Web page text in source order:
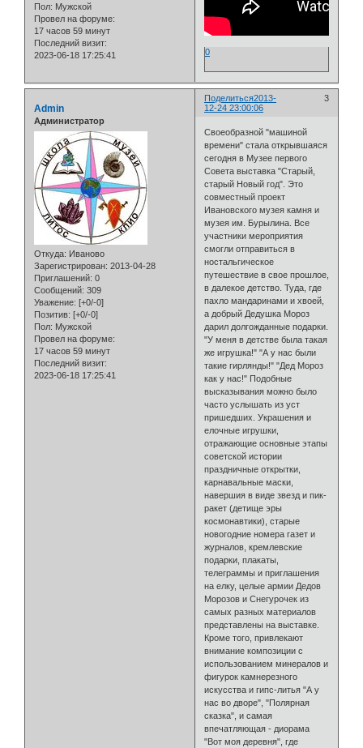
Пол: Мужской
Провел на форуме:
17 часов 59 минут
Последний визит:
2023-06-18 17:25:41
0
Поделиться 3
2013-
12-24 23:00:06
Admin
Администратор
Откуда: Иваново
Зарегистрирован: 2013-04-28
Приглашений: 0
Сообщений: 309
Уважение: [+0/-0]
Позитив: [+0/-0]
Пол: Мужской
Провел на форуме:
17 часов 59 минут
Последний визит:
2023-06-18 17:25:41
Своеобразной "машиной
времени" стала открывшаяся
сегодня в Музее первого
Совета выставка "Старый,
старый Новый год". Это
совместный проект
Ивановского музея камня и
музея им. Бурылина. Все
участники мероприятия
смогли отправиться в
ностальгическое
путешествие в свое прошлое,
в далекое детство. Туда, где
пахло мандаринами и хвоей,
а добрый Дедушка Мороз
дарил долгожданные подарки.
"У меня в детстве была такая
же игрушка!" "А у нас были
такие гирлянды!" "Дед Мороз
как у нас!" Подобные
высказывания можно было
часто услышать из уст
пришедших. Украшения и
елочные игрушки,
отражающие основные этапы
советской истории
праздничные открытки,
карнавальные маски,
навершия в виде звезд и пик-
ракет (детище эры
космонавтики), старые
новогодние номера газет и
журналов, кремлевские
подарки, плакаты,
телеграммы и приглашения
на елку, целые армии Дедов
Морозов и Снегурочек из
самых разных материалов
представлены на выставке.
Кроме того, привлекают
внимание композиции с
использованием минералов и
фигурок камнерезного
искусства и гипс-литья "А у
нас во дворе", "Полярная
сказка", и самая
впечатляющая - диорама
"Вот моя деревня", где